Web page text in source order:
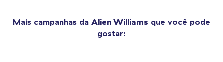
Mais campanhas da Alien Williams que você pode
gostar: